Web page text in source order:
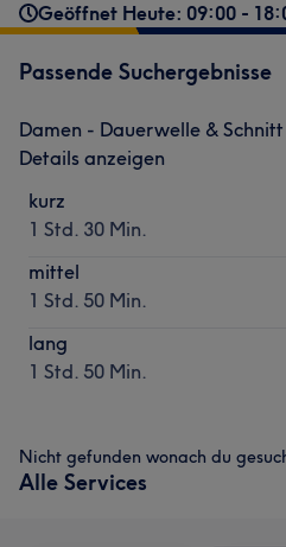
Geöffnet Heute: 09:00 -
Passende Suchergebnisse
Damen - Dauerwelle & Schnitt
Details anzeigen
kurz
1 Std. 30 Min.
mittel
1 Std. 50 Min.
lang
1 Std. 50 Min.
Nicht gefunden wonach du
Alle Services